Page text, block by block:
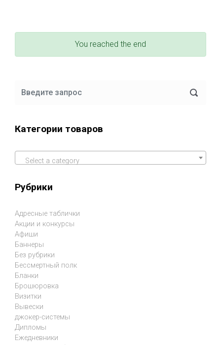
You reached the end
Категории товаров
Select a category
Рубрики
Адресные таблички
Акции и конкурсы
Афиши
Баннеры
Без рубрики
Бессмертный полк
Бланки
Брошюровка
Визитки
Вывески
джокер-системы
Дипломы
Ежедневники